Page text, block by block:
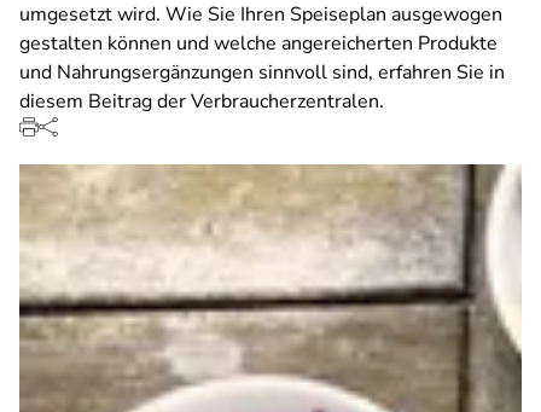
umgesetzt wird. Wie Sie Ihren Speiseplan ausgewogen
gestalten können und welche angereicherten Produkte
und Nahrungsergänzungen sinnvoll sind, erfahren Sie in
diesem Beitrag der Verbraucherzentralen.